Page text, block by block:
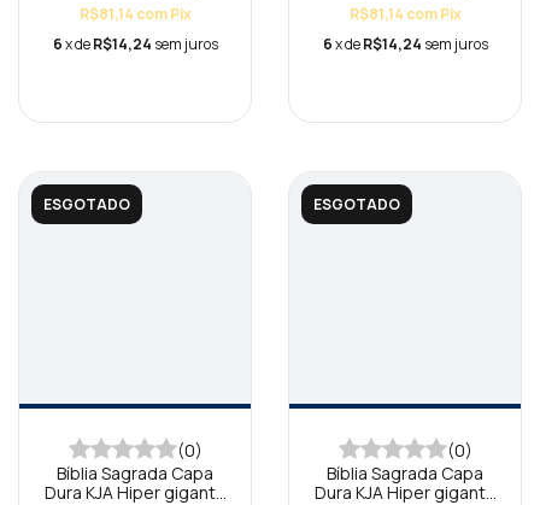
R$81,14 com Pix
6x deR$14,24 sem juros
R$81,14 com Pix
6x deR$14,24 sem juros
ESGOTADO
(0)
Bíblia Sagrada Capa
Dura KJA Hiper gigante
ESGOTADO
(0)
Bíblia Sagrada Capa
Dura KJA Hiper gigante